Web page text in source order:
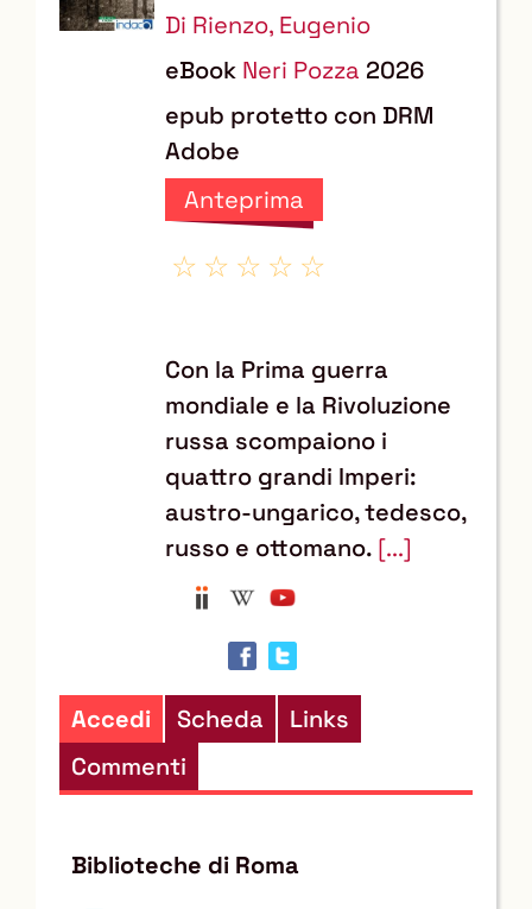
documento
in
altre
AnobiiWikipedia
Di Rienzo, Eugenio
eBook Neri Pozza 2026
epub protetto con DRM
Adobe
Anteprima
Con la Prima guerra
mondiale e la Rivoluzione
russa scompaiono i
quattro grandi Imperi:
austro-ungarico, tedesco,
russo e ottomano. [...]
Accedi Scheda
Links
Commenti
Biblioteche di Roma